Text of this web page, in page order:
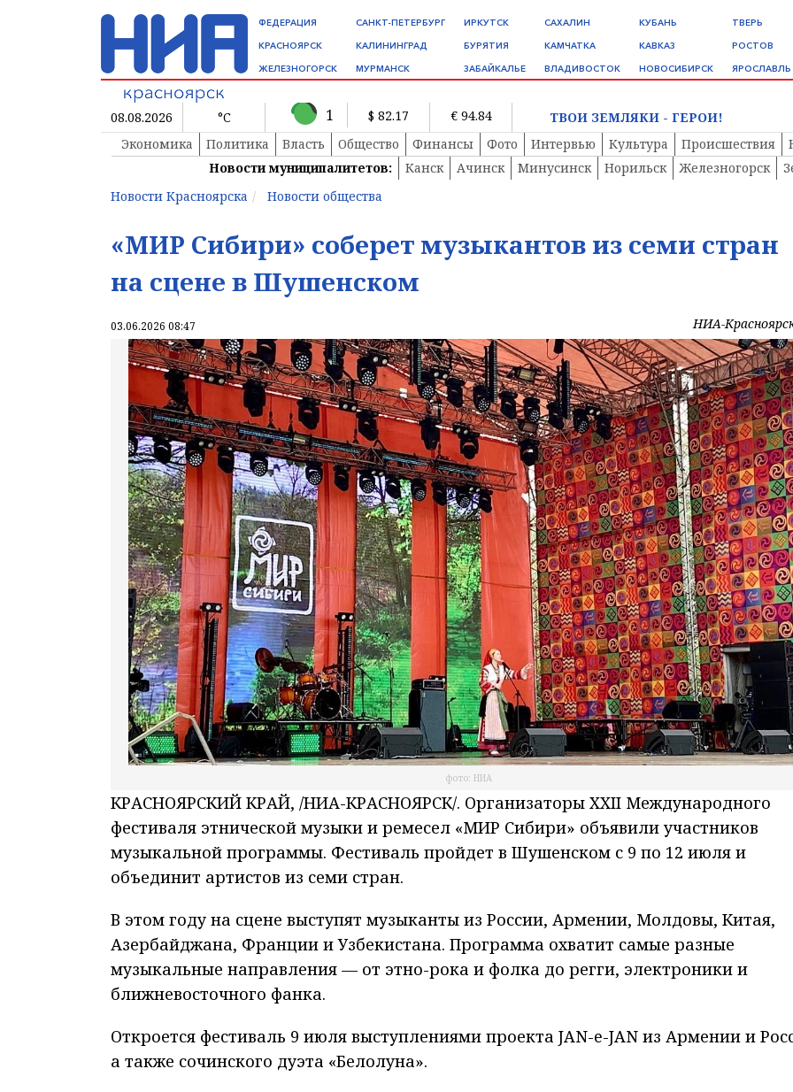
ФЕДЕРАЦИЯ
КРАСНОЯРСК
ЖЕЛЕЗНОГОРСК
САНКТ-ПЕТЕРБУРГ
КАЛИНИНГРАД
МУРМАНСК
ИРКУТСК
БУРЯТИЯ
ЗАБАЙКАЛЬЕ
САХАЛИН
КАМЧАТКА
ВЛАДИВОСТОК
КУБАНЬ
КАВКАЗ
НОВОСИБИРСК
ТВЕРЬ
РОСТОВ
ЯРОСЛАВЛЬ
08.08.2026 °C 1 $ 82.17 € 94.84
ТВОИ ЗЕМЛЯКИ - ГЕРОИ!
Экономика
Политика Власть Общество Финансы Фото Интервью Культура Происшествия
Новости муниципалитетов:
Канск Ачинск Минусинск Норильск Железногорск
Новости Красноярска
Новости общества
«МИР Сибири» соберет музыкантов из семи стран
на сцене в Шушенском
03.06.2026 08:47 НИА-
фото: НИА
КРАСНОЯРСКИЙ КРАЙ, /НИА-КРАСНОЯРСК/. Организаторы XXII Международного
фестиваля этнической музыки и ремесел «МИР Сибири» объявили участников
музыкальной программы. Фестиваль пройдет в Шушенском с 9 по 12 июля и
объединит артистов из семи стран.
В этом году на сцене выступят музыканты из России, Армении, Молдовы, Китая,
Азербайджана, Франции и Узбекистана. Программа охватит самые разные
музыкальные направления — от этно-рока и фолка до регги, электроники и
ближневосточного фанка.
Откроется фестиваль 9 июля выступлениями проекта JAN-e-JAN из Армении и
а также сочинского дуэта «Белолуна».